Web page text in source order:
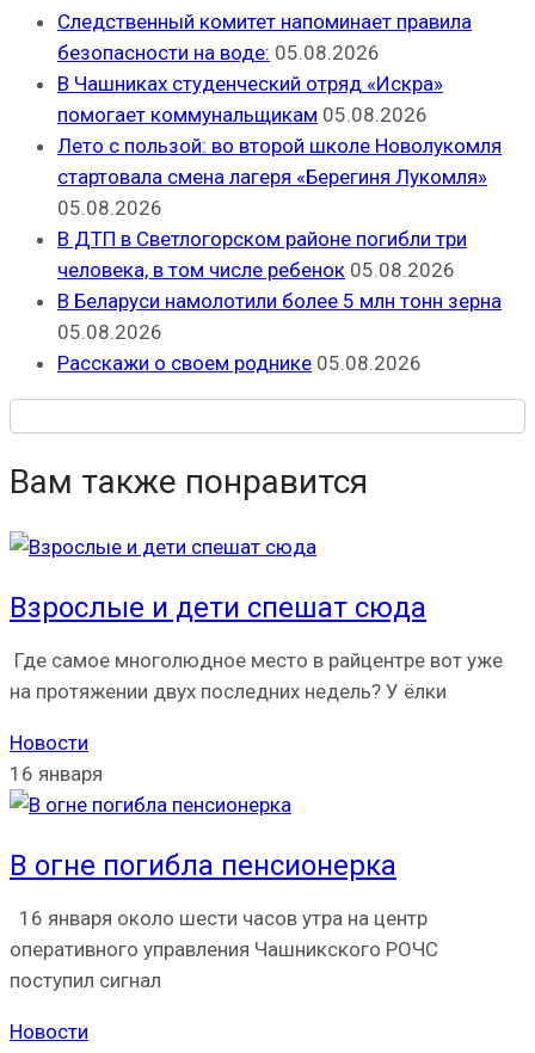
Следственный комитет напоминает правила
безопасности на воде: 05.08.2026
В Чашниках студенческий отряд «Искра»
помогает коммунальщикам 05.08.2026
Лето с пользой: во второй школе Новолукомля
стартовала смена лагеря «Берегиня Лукомля»
05.08.2026
В ДТП в Светлогорском районе погибли три
человека, в том числе ребенок 05.08.2026
В Беларуси намолотили более 5 млн тонн зерна
05.08.2026
Расскажи о своем роднике 05.08.2026
Вам также понравится
Взрослые и дети спешат сюда
Где самое многолюдное место в райцентре вот уже
на протяжении двух последних недель? У ёлки
Новости
16 января
В огне погибла пенсионерка
16 января около шести часов утра на центр
оперативного управления Чашникского РОЧС
поступил сигнал
Новости